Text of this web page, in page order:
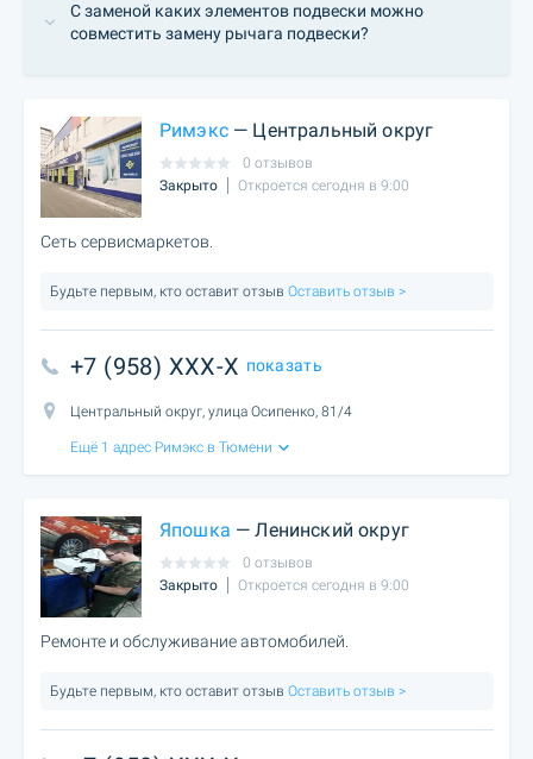
С заменой каких элементов подвески можно
совместить замену рычага подвески?
Римэкс— Центральный округ
0 отзывов
Закрыто
Откроется сегодня в 9:00
Сеть сервисмаркетов.
Будьте первым, кто оставит отзыв Оставить отзыв >
+7 (958) XXX-X показать
Центральный округ, улица Осипенко, 81/4
Ещё 1 адрес Римэкс в Тюмени
Япошка — Ленинский округ
0 отзывов
Закрыто
Откроется сегодня в 9:00
Ремонте и обслуживание автомобилей.
Будьте первым, кто оставит отзыв Оставить отзыв >